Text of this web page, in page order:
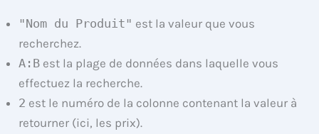
"Nom du Produit" est la valeur que vous
recherchez.
A:B est la plage de données dans laquelle vous
effectuez la recherche.
2 est le numéro de la colonne contenant la valeur à
retourner (ici, les prix).